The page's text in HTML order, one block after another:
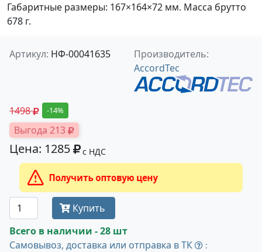
Габаритные размеры: 167×164×72 мм. Масса брутто
678 г.
Артикул: НФ-00041635
Производитель:
AccordTec
1498 -14%
Выгода 213
Цена: 1285 с НДС
Получить оптовую цену
Купить
Всего в наличии - 28 шт
Самовывоз, доставка или отправка в ТК
: